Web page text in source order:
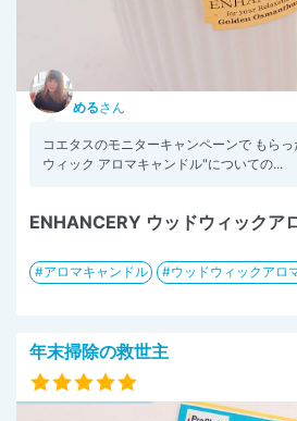
めるさん
コエタスのモニターキャンペーンで もら
ウィック アロマキャンドル"についての...
ENHANCERY ウッドウィックア
アロマキャンドル ウッドウィックアロ
年末掃除の救世主